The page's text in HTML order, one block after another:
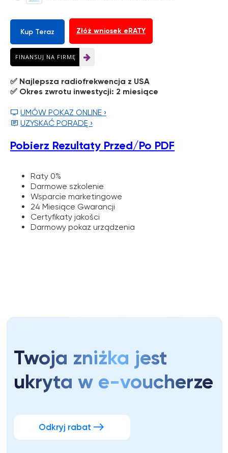
Kup Teraz Złóż wniosek eRATY
FINANSUJ NA FIRMĘ
✅ Najlepsza radiofrekwencja z USA
✅ Okres zwrotu inwestycji: 2 miesiące
 UMÓW POKAZ ONLINE ›
 UZYSKAĆ PORADĘ ›
Pobierz Rezultaty Przed/Po PDF
Raty 0%
Darmowe szkolenie
Wsparcie marketingowe
24 Miesiące Gwarancji
Certyfikaty jakości
Darmowy pokaz urządzenia
Twoja zniżka jest
ukryta w e-voucherze